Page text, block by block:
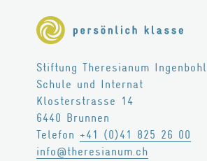
Stiftung Theresianum Ingenbohl
Schule und Internat
Klosterstrasse 14
6440 Brunnen
Telefon +41 (0)41 825 26 00
info@theresianum.ch